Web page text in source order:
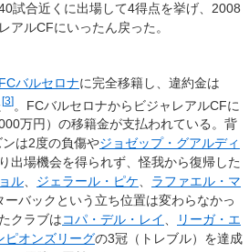
試合近くに出場して4得点を挙げ、2008
アルCFにいったん戻った。
FCバルセロナに完全移籍し、違約金は
[3]。FCバルセロナからビジャレアルCFに
万円）の移籍金が支払われている。背
は2度の負傷やジョゼップ・グアルディ
出場機会を得られず、怪我から復帰した
ル、 ジェラール・ピケ、 ラファエル・マ
ーバックという立ち位置は変わらなかっ
クラブはコパ・デル・レイ、
リーガ・エ
ピオンズリーグの3冠（トレブル）を達成